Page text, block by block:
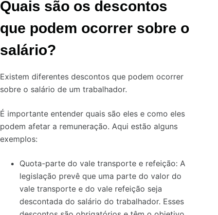
Quais são os descontos
que podem ocorrer sobre o
salário?
Existem diferentes descontos que podem ocorrer
sobre o salário de um trabalhador.
É importante entender quais são eles e como eles
podem afetar a remuneração. Aqui estão alguns
exemplos:
Quota-parte do vale transporte e refeição: A
legislação prevê que uma parte do valor do
vale transporte e do vale refeição seja
descontada do salário do trabalhador. Esses